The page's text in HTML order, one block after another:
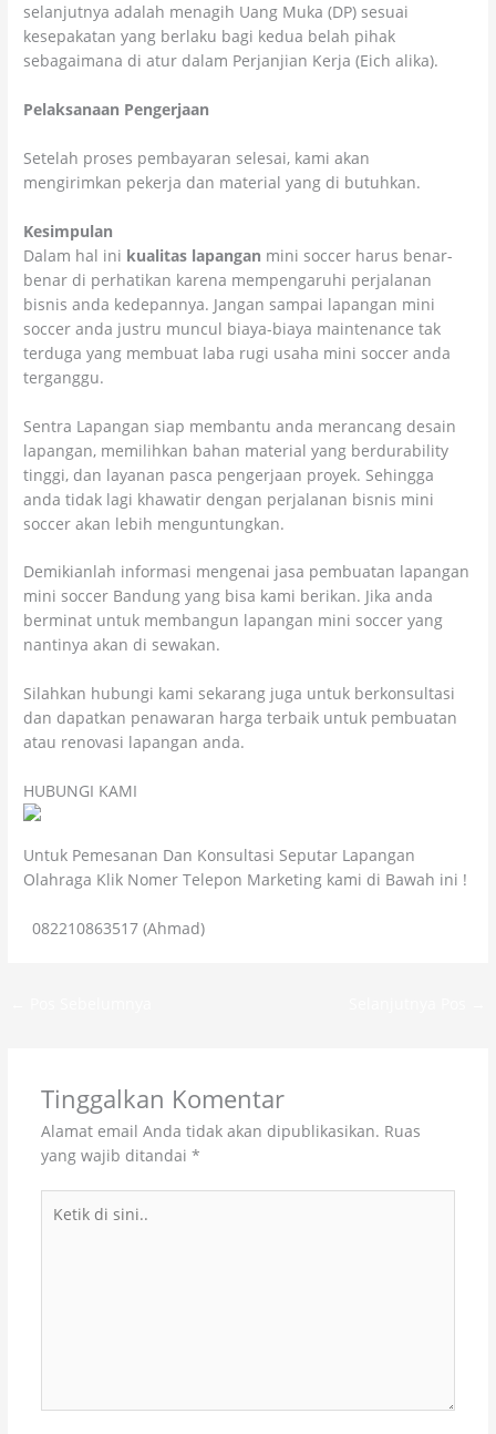
selanjutnya adalah menagih Uang Muka (DP) sesuai
kesepakatan yang berlaku bagi kedua belah pihak
sebagaimana di atur dalam Perjanjian Kerja (Eich alika).
Pelaksanaan Pengerjaan
Setelah proses pembayaran selesai, kami akan
mengirimkan pekerja dan material yang di butuhkan.
Kesimpulan
Dalam hal ini kualitas lapangan mini soccer harus benar-
benar di perhatikan karena mempengaruhi perjalanan
bisnis anda kedepannya. Jangan sampai lapangan mini
soccer anda justru muncul biaya-biaya maintenance tak
terduga yang membuat laba rugi usaha mini soccer anda
terganggu.
Sentra Lapangan siap membantu anda merancang desain
lapangan, memilihkan bahan material yang berdurability
tinggi, dan layanan pasca pengerjaan proyek. Sehingga
anda tidak lagi khawatir dengan perjalanan bisnis mini
soccer akan lebih menguntungkan.
Demikianlah informasi mengenai jasa pembuatan lapangan
mini soccer Bandung yang bisa kami berikan. Jika anda
berminat untuk membangun lapangan mini soccer yang
nantinya akan di sewakan.
Silahkan hubungi kami sekarang juga untuk berkonsultasi
dan dapatkan penawaran harga terbaik untuk pembuatan
atau renovasi lapangan anda.
HUBUNGI KAMI
Untuk Pemesanan Dan Konsultasi Seputar Lapangan
Olahraga Klik Nomer Telepon Marketing kami di Bawah ini !
0082210863517 (Ahmad)
Tinggalkan Komentar
Alamat email Anda tidak akan dipublikasikan. Ruas
yang wajib ditandai *